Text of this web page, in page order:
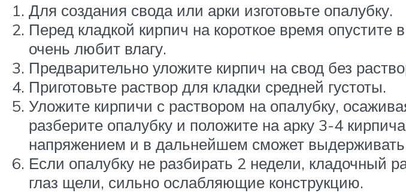
Для создания свода или арки изготовьте опалубку.
Перед кладкой кирпич на короткое время
очень любит влагу.
Предварительно уложите кирпич на свод без
Приготовьте раствор для кладки средней густоты.
Уложите кирпичи с раствором на опалубку,
разберите опалубку и положите на арку 3-4
напряжением и в дальнейшем сможет
Если опалубку не разбирать 2 недели, кладочный
глаз щели, сильно ослабляющие конструкцию.